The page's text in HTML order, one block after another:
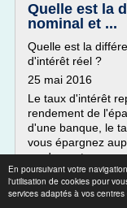
En poursuivant votre
l'utilisation de cookies pour
services adaptés à vos centres
Quelle est la
nominal et ...
Quelle est la
d'intérêt réel ?
25 mai 2016
Le taux d'intérêt
rendement de
d'une banque, le
vous épargnez
rendement que
Les économistes
Lire la suite